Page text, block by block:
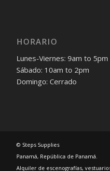
HORARIO
Lunes-Viernes: 9am to 5pm
Sábado: 10am to 2pm
Domingo: Cerrado
© Steps Supplies
Panamá, República de Panamá.
Alquiler de escenografías,